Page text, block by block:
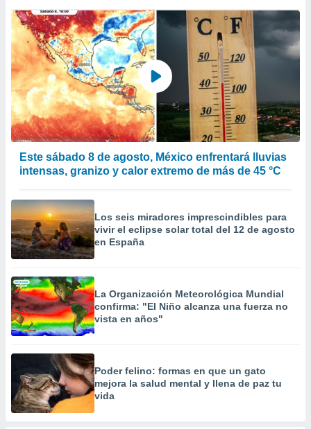
Este sábado 8 de agosto, México enfrentará lluvias
intensas, granizo y calor extremo de más de 45 °C
Los seis miradores imprescindibles para
vivir el eclipse solar total del 12 de agosto
en España
La Organización Meteorológica Mundial
confirma: "El Niño alcanza una fuerza no
vista en años"
Poder felino: formas en que un gato
mejora la salud mental y llena de paz tu
vida